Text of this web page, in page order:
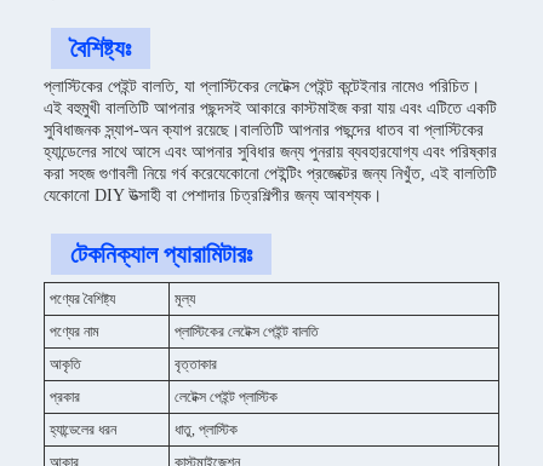
বৈশিষ্ট্যঃ
প্লাস্টিকের পেইন্ট বালতি, যা প্লাস্টিকের লেটেক্স পেইন্ট কন্টেইনার নামেও পরিচিত।
এই বহুমুখী বালতিটি আপনার পছন্দসই আকারে কাস্টমাইজ করা যায় এবং এটিতে একটি
সুবিধাজনক স্ন্যাপ-অন ক্যাপ রয়েছে।বালতিটি আপনার পছন্দের ধাতব বা প্লাস্টিকের
হ্যান্ডেলের সাথে আসে এবং আপনার সুবিধার জন্য পুনরায় ব্যবহারযোগ্য এবং পরিষ্কার
করা সহজ গুণাবলী নিয়ে গর্ব করেযেকোনো পেইন্টিং প্রজেক্টের জন্য নিখুঁত, এই বালতিটি
যেকোনো DIY উত্সাহী বা পেশাদার চিত্রশিল্পীর জন্য আবশ্যক।
টেকনিক্যাল প্যারামিটারঃ
পণ্যের বৈশিষ্ট্য
মূল্য
পণ্যের নাম
প্লাস্টিকের লেটেক্স পেইন্ট বালতি
আকৃতি
বৃত্তাকার
প্রকার
লেটেক্স পেইন্ট প্লাস্টিক
হ্যান্ডেলের ধরন
ধাতু, প্লাস্টিক
আকার
কাস্টমাইজেশন